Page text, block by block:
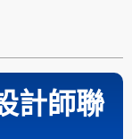
計師聯